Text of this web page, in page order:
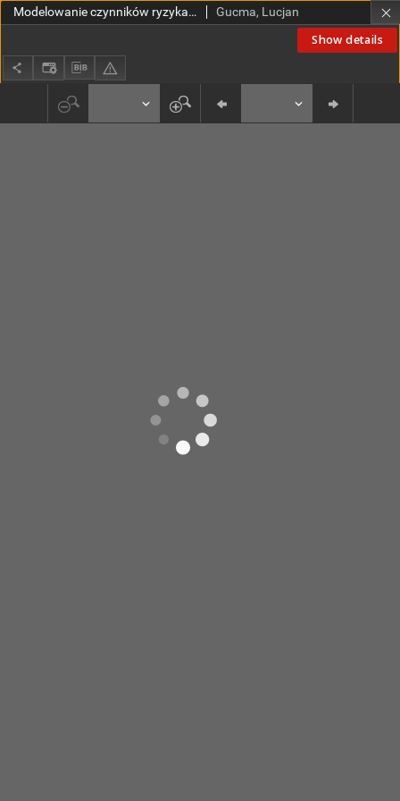
Show details
Modelowanie czynników ryzyka zderzenia jednostek pływających z konstrukcjami portowymi i pełnomorskimi Gucma, Lucjan